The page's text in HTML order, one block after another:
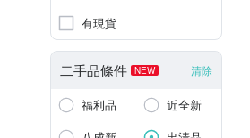
有現貨
二手品條件 NEW 清除
福利品
近全新